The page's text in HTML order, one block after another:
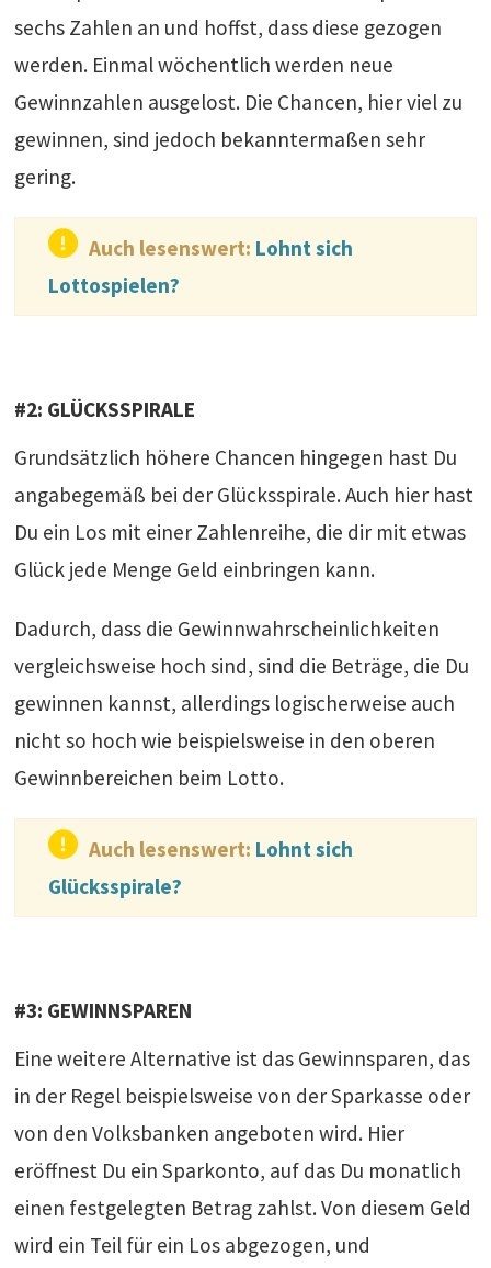
sechs Zahlen an und hoffst, dass diese gezogen
werden. Einmal wöchentlich werden neue
Gewinnzahlen ausgelost. Die Chancen, hier viel zu
gewinnen, sind jedoch bekanntermaßen sehr
gering.
Auch lesenswert: Lohnt sich
Lottospielen?
#2: GLÜCKSSPIRALE
Grundsätzlich höhere Chancen hingegen hast Du
angabegemäß bei der Glücksspirale. Auch hier hast
Du ein Los mit einer Zahlenreihe, die dir mit etwas
Glück jede Menge Geld einbringen kann.
Dadurch, dass die Gewinnwahrscheinlichkeiten
vergleichsweise hoch sind, sind die Beträge, die Du
gewinnen kannst, allerdings logischerweise auch
nicht so hoch wie beispielsweise in den oberen
Gewinnbereichen beim Lotto.
Auch lesenswert: Lohnt sich
Glücksspirale?
#3: GEWINNSPAREN
Eine weitere Alternative ist das Gewinnsparen, das
in der Regel beispielsweise von der Sparkasse oder
von den Volksbanken angeboten wird. Hier
eröffnest Du ein Sparkonto, auf das Du monatlich
einen festgelegten Betrag zahlst. Von diesem Geld
wird ein Teil für ein Los abgezogen, und